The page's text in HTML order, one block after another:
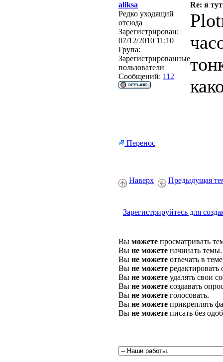
aliksa
Re: я
Редко уходящий
отсюда
Зарегистрирован:
07/12/2010 11:10
Група:
Зарегистрированные
пользователи
Сообщений: 112
Перенос
Наверх Предыдущая
Зарегистрируйтесь для
Вы можете просматривать
Вы не можете начинать темы.
Вы не можете отвечать в
Вы не можете
Вы не можете удалять свои
Вы не можете создавать
Вы не можете голосовать.
Вы не можете прикреплять
Вы не можете писать без